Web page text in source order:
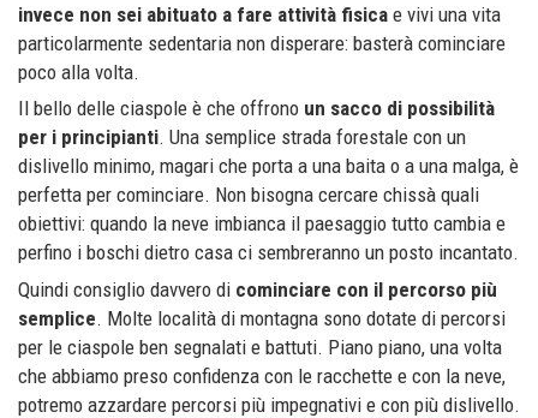
invece non sei abituato a fare attività fisica e vivi una vita
particolarmente sedentaria non disperare: basterà cominciare
poco alla volta.
Il bello delle ciaspole è che offrono un sacco di possibilità
per i principianti. Una semplice strada forestale con un
dislivello minimo, magari che porta a una baita o a una malga, è
perfetta per cominciare. Non bisogna cercare chissà quali
obiettivi: quando la neve imbianca il paesaggio tutto cambia e
perfino i boschi dietro casa ci sembreranno un posto incantato.
Quindi consiglio davvero di cominciare con il percorso più
semplice. Molte località di montagna sono dotate di percorsi
per le ciaspole ben segnalati e battuti. Piano piano, una volta
che abbiamo preso confidenza con le racchette e con la neve,
potremo azzardare percorsi più impegnativi e con più dislivello.